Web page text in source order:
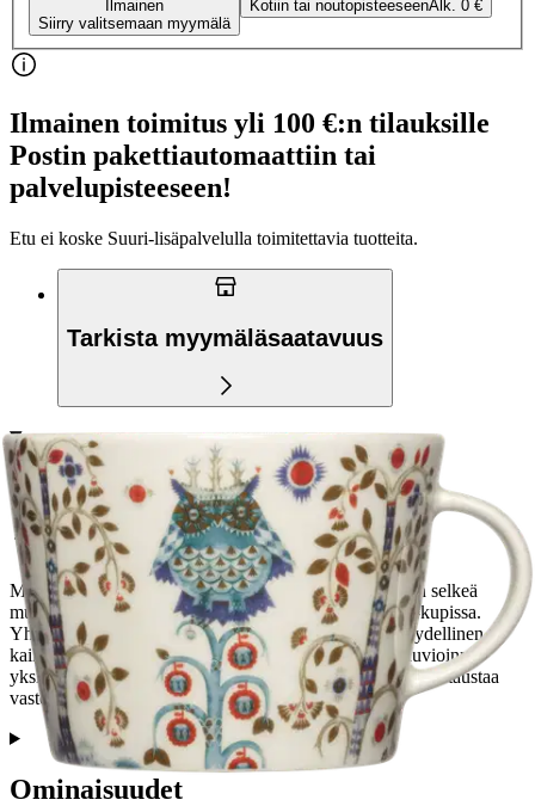
Ilmainen
Siirry valitsemaan myymälä
Kotiin tai noutopisteeseenAlk. 0 €
Ilmainen toimitus yli 100 €:n tilauksille
Postin pakettiautomaattiin tai
palvelupisteeseen!
Etu ei koske Suuri‑lisäpalvelulla toimitettavia tuotteita.
Tarkista myymäläsaatavuus
Tuotekuvaus
Muotoilija Klaus Haapaniemen taide ja Heikki Orvolan selkeä
muotoilu yhdistyvät ainutlaatuisella tavalla 0,3L Taika-kupissa.
Yhteensopiva 16 cm lautasen kanssa. 0,3L koko on täydellinen
kaikkien kuumien juomien nauttimiseen. Värikkään kuvioinnin
yksityiskohtien runsaus korostuu kauniisti kupin valkoista taustaa
vasten.
Ominaisuudet